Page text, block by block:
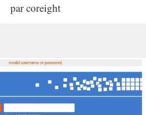
parcoreight